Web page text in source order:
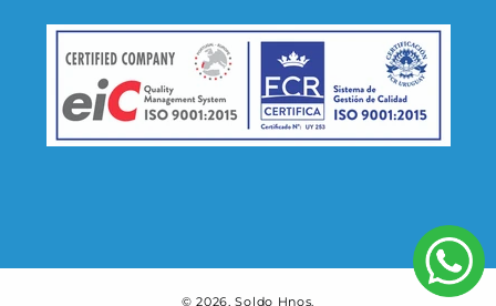
© 2026,Soldo Hnos.